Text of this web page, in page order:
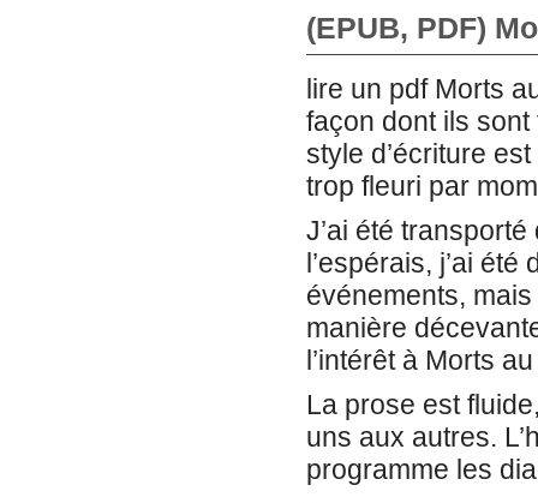
(EPUB, PDF)
lire un pdf Morts
façon dont ils sont
style d’écriture
trop fleuri par
J’ai été
l’espérais, j’ai
événements,
manière
l’intérêt à Morts
La prose est
uns aux autres.
programme les